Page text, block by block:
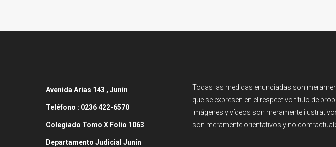
Avenida Arias 143 , Junín
Teléfono : 0236 422-6570
Colegiado Tomo X Folio 1063
Departamento Judicial Junín
Todas las medidas enunciadas son
que se expresen en el respectivo título de
imágenes y vídeos son meramente
son meramente orientativos y no